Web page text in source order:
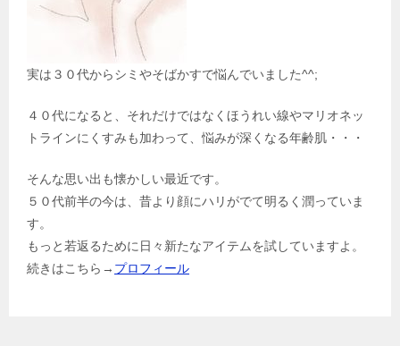
実は３０代からシミやそばかすで悩んでいました^^;
４０代になると、それだけではなくほうれい線やマリオネッ
トラインにくすみも加わって、悩みが深くなる年齢肌・・・
そんな思い出も懐かしい最近です。
５０代前半の今は、昔より顔にハリがでて明るく潤っていま
す。
もっと若返るために日々新たなアイテムを試していますよ。
続きはこちら→ プロフィール